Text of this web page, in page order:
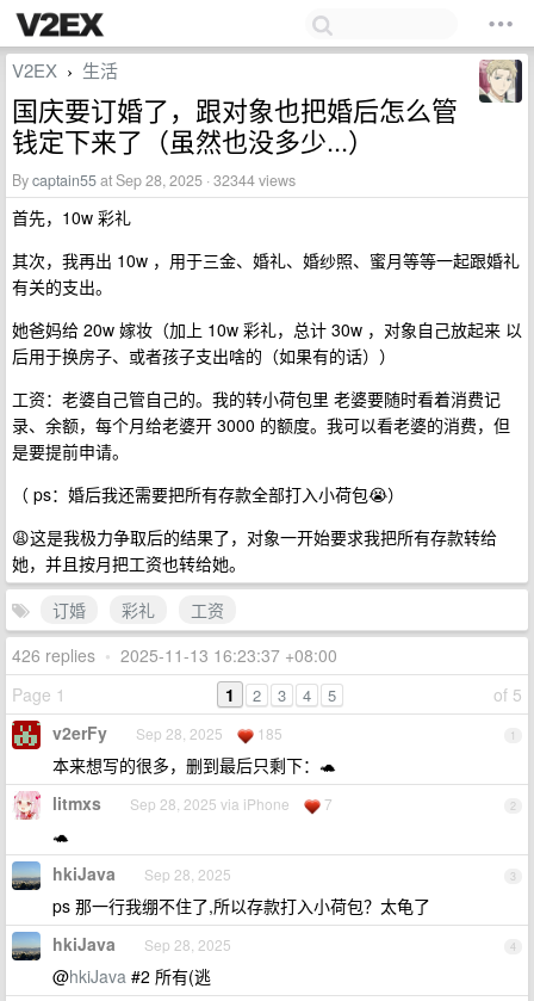
V2EX › 生活
国庆要订婚了，跟对象也把婚后怎么管
钱定下来了（虽然也没多少...）
Bycaptain55at Sep 28, 2025 · 32344 views
首先，10w 彩礼
其次，我再出 10w ，用于三金、婚礼、婚纱照、蜜月等等一起跟婚礼
有关的支出。
她爸妈给 20w 嫁妆（加上 10w 彩礼，总计 30w ，对象自己放起来 以
后用于换房子、或者孩子支出啥的（如果有的话））
工资：老婆自己管自己的。我的转小荷包里 老婆要随时看着消费记
录、余额，每个月给老婆开 3000 的额度。我可以看老婆的消费，但
是要提前申请。
（ ps：婚后我还需要把所有存款全部打入小荷包😭）
😩这是我极力争取后的结果了，对象一开始要求我把所有存款转给
她，并且按月把工资也转给她。
订婚
彩礼
工资
426 replies • 2025-11-13 16:23:37 +08:00
Page 1
of 5
1 2 3 4 5
1
v2erFy Sep 28, 2025 185
本来想写的很多，删到最后只剩下：🐢
2
litmxs Sep 28, 2025 via iPhone 7
🐢
3
hkiJava Sep 28, 2025
ps 那一行我绷不住了,所以存款打入小荷包？太龟了
4
hkiJava Sep 28, 2025
@hkiJava #2 所有(逃